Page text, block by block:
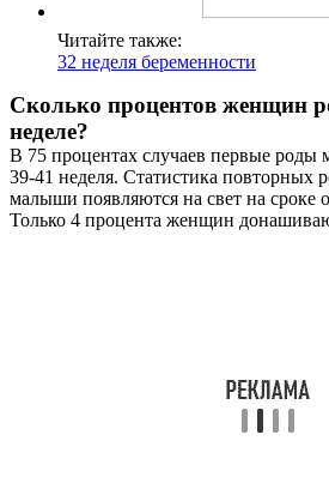
Читайте также:
32 неделя беременности
Сколько процентов женщин
неделе?
В 75 процентах случаев первые роды
39-41 неделя. Статистика повторных
малыши появляются на свет на сроке
Только 4 процента женщин